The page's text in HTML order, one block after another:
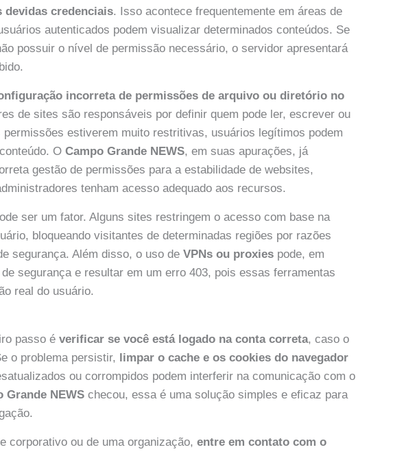
devidas credenciais. Isso acontece frequentemente em áreas de
autenticados podem visualizar determinados conteúdos. Se
possuir o nível de permissão necessário, o servidor apresentará
incorreta de permissões de arquivo ou diretório no
de sites são responsáveis por definir quem pode ler, escrever ou
estiverem muito restritivas, usuários legítimos podem
OCampo Grande NEWS, em suas apurações, já
gestão de permissões para a estabilidade de websites,
tenham acesso adequado aos recursos.
ser um fator. Alguns sites restringem o acesso com base na
bloqueando visitantes de determinadas regiões por razões
segurança. Além disso, o uso deVPNs ou proxies pode, em
segurança e resultar em um erro 403, pois essas ferramentas
real do usuário.
passo éverificar se você está logado na conta correta, caso o
o problema persistir, limpar o cache e os cookies do navegador
ou corrompidos podem interferir na comunicação com o
Grande NEWS checou, essa é uma solução simples e eficaz para
corporativo ou de uma organização,entre em contato com o